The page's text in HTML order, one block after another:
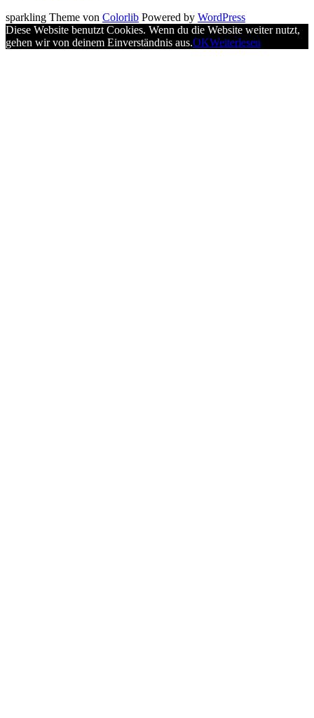
sparkling Theme von Colorlib Powered by WordPress
Diese Website benutzt Cookies. Wenn du die Website weiter nutzt,
gehen wir von deinem Einverständnis aus.OKWeiterlesen